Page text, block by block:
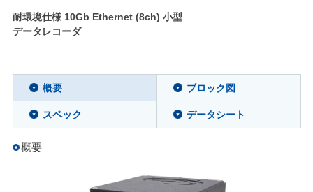
耐環境仕様 10Gb Ethernet (8ch) 小型
データレコーダ
概要 ブロック図
スペック データシート
概要